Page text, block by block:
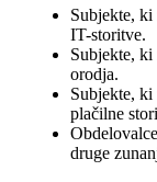
Subjekte, ki
IT-storitve.
Subjekte,
orodja.
Subjekte, ki
plačilne
druge